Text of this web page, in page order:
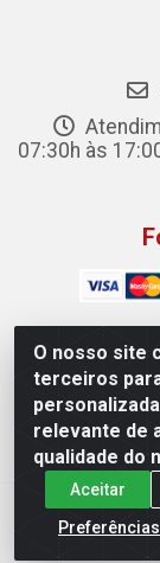
O nosso site
terceiros
relevante de
qualidade do
Aceitar
07:30h às
Machado
Logradouro:
-